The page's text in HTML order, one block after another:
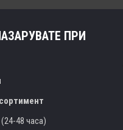
ПРИ
48 часа)